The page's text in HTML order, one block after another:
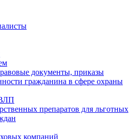
документы, приказы
гражданина в сфере охраны
препаратов для льготных
компаний